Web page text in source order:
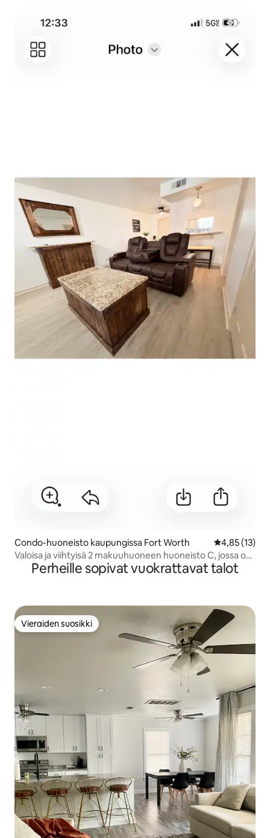
Condo-huoneisto kaupungissa Fort Worth
4,85 (13)
Valoisa ja viihtyisä 2 makuuhuoneen huoneisto C, jossa on
oma sisäänkäynti ja patio
Perheille sopivat vuokrattavat talot
Vieraiden suosikki
Vieraiden suosikki